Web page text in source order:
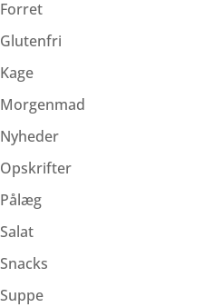
Forret
Glutenfri
Kage
Morgenmad
Nyheder
Opskrifter
Pålæg
Salat
Snacks
Suppe